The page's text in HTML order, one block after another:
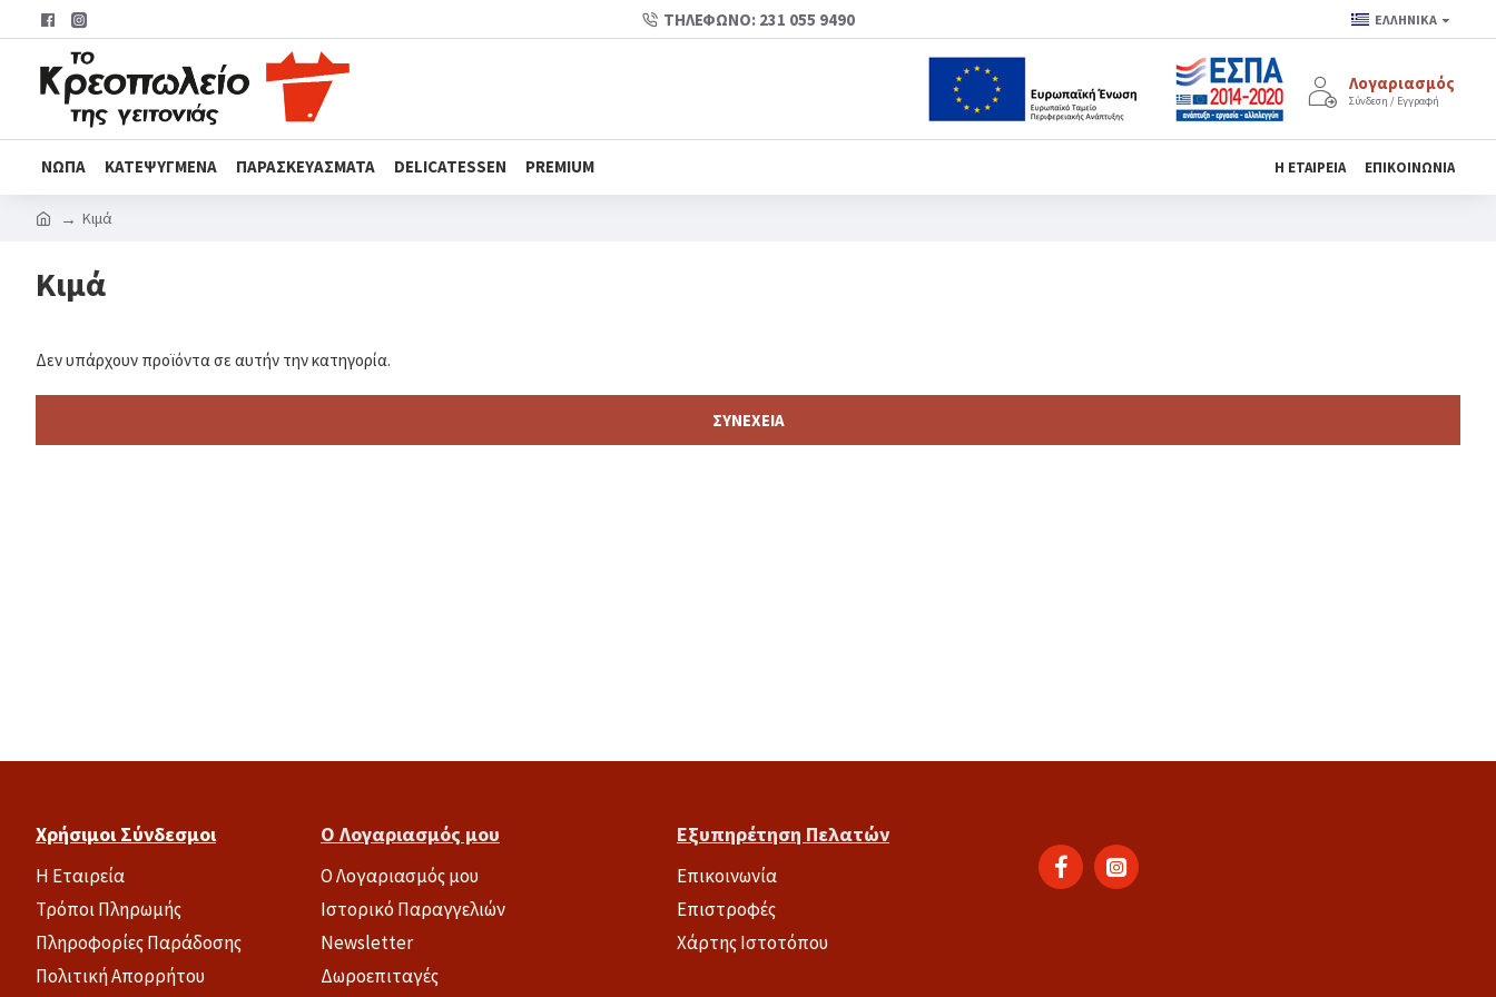
ΤΗΛΈΦΩΝΟ: 231 055 9490 ΕΛΛΗΝΙΚΆ
Λογαριασμός
Σύνδεση / Εγγραφή
ΝΩΠΆ ΚΑΤΕΨΥΓΜΈΝΑ ΠΑΡΑΣΚΕΥΆΣΜΑΤΑ DELICATESSEN PREMIUM Η ΕΤΑΙΡΕΊΑ ΕΠΙΚΟΙΝΩΝΊΑ
Κιμά
Κιμά
Δεν υπάρχουν προϊόντα σε αυτήν την κατηγορία.
ΣΥΝΈΧΕΙΑ
Χρήσιμοι Σύνδεσμοι
Η Εταιρεία
Τρόποι Πληρωμής
Πληροφορίες Παράδοσης
Πολιτική Απορρήτου
Ο Λογαριασμός μου
Ο Λογαριασμός μου
Ιστορικό Παραγγελιών
Newsletter
Δωροεπιταγές
Εξυπηρέτηση Πελατών
Επικοινωνία
Επιστροφές
Χάρτης Ιστοτόπου